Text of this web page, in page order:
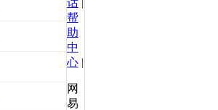
帮
助
中
心 |
网
易